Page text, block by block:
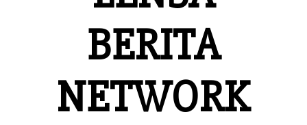
BERITA
NETWORK